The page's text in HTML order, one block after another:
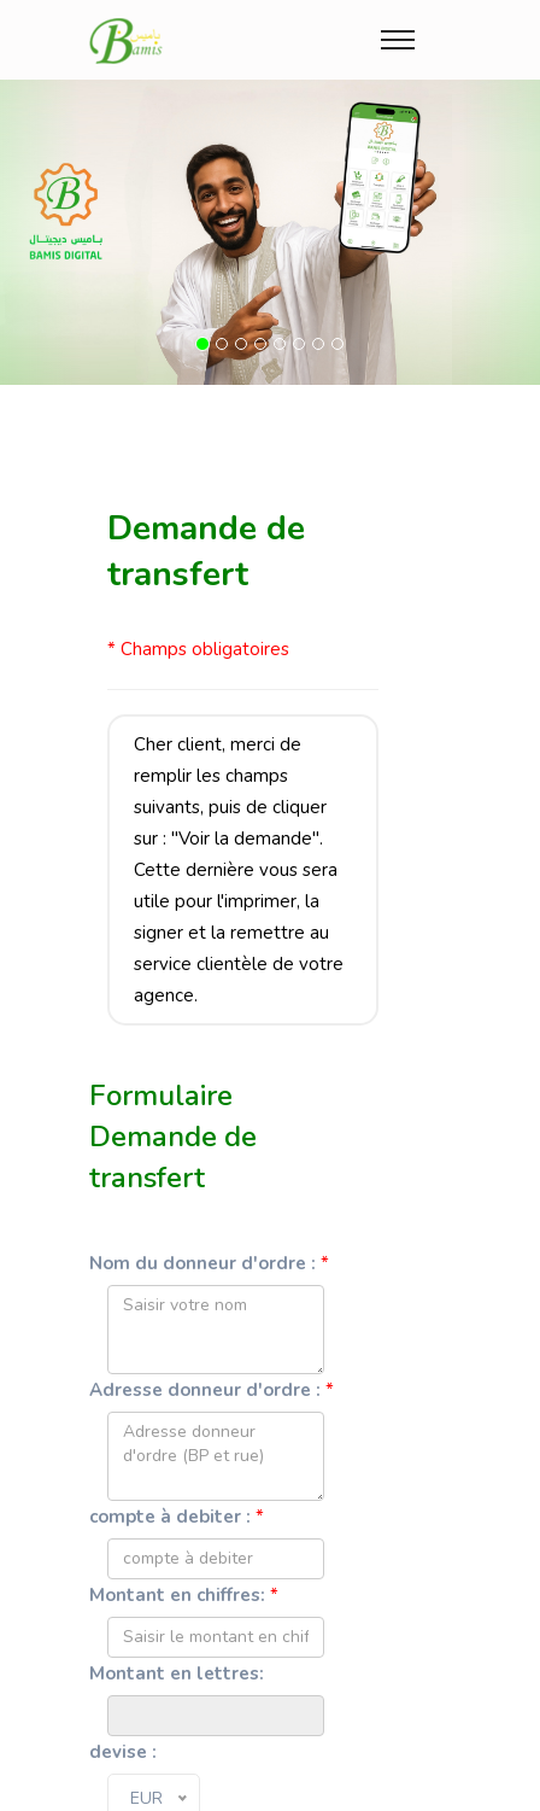
Demande de
transfert
* Champs obligatoires
Cher client, merci de
remplir les champs
suivants, puis de cliquer
sur : "Voir la demande".
Cette dernière vous sera
utile pour l'imprimer, la
signer et la remettre au
service clientèle de votre
agence.
Formulaire
Demande de
transfert
Nom du donneur d'ordre : *
Adresse donneur d'ordre : *
compte à debiter : *
Montant en chiffres: *
Montant en lettres:
devise :
EUR